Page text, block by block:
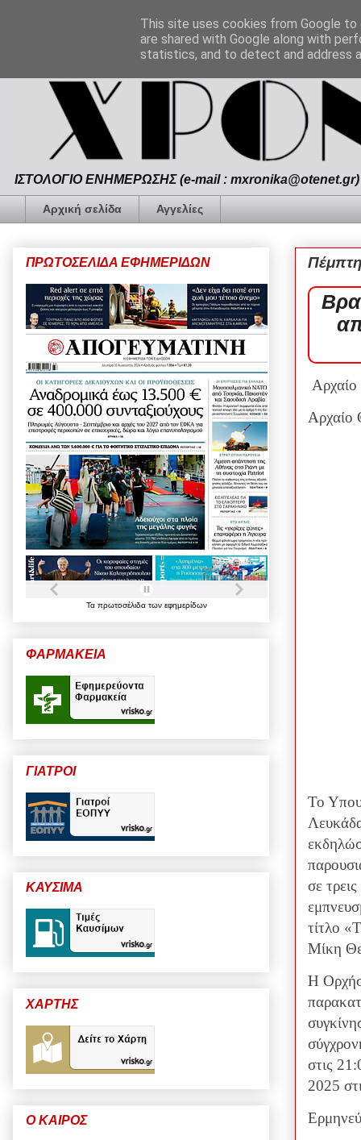
ΙΣΤΟΛΟΓΙΟ ΕΝΗΜΕΡΩΣΗΣ (e-mail :
Αρχική σελίδα Αγγελίες
Αρχαίο
Το
σε
τίτλο
Μίκη
Η
στις
2025
ΠΡΩΤΟΣΕΛΙΔΑ ΕΦΗΜΕΡΙΔΩΝ
Τα πρωτοσέλιδα των εφημερίδων
ΦΑΡΜΑΚΕΙΑ
ΓΙΑΤΡΟΙ
ΚΑΥΣΙΜΑ
ΧΑΡΤΗΣ
Ο ΚΑΙΡΟΣ
This site uses cookies from Google
are shared with Google along with
statistics, and to detect and address